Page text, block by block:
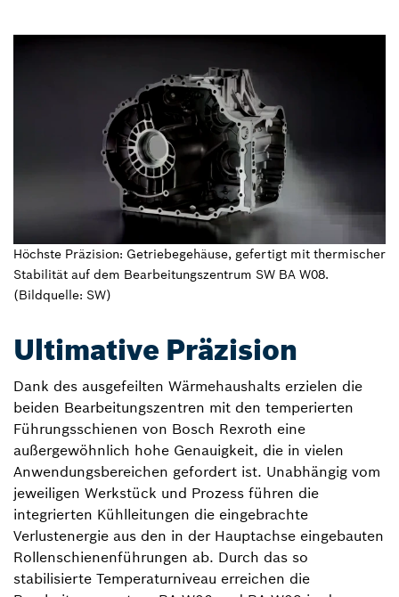
Höchste Präzision: Getriebegehäuse, gefertigt mit thermischer
Stabilität auf dem Bearbeitungszentrum SW BA W08.
(Bildquelle: SW)
Ultimative Präzision
Dank des ausgefeilten Wärmehaushalts erzielen die
beiden Bearbeitungszentren mit den temperierten
Führungsschienen von Bosch Rexroth eine
außergewöhnlich hohe Genauigkeit, die in vielen
Anwendungsbereichen gefordert ist. Unabhängig vom
jeweiligen Werkstück und Prozess führen die
integrierten Kühlleitungen die eingebrachte
Verlustenergie aus den in der Hauptachse eingebauten
Rollenschienenführungen ab. Durch das so
stabilisierte Temperaturniveau erreichen die